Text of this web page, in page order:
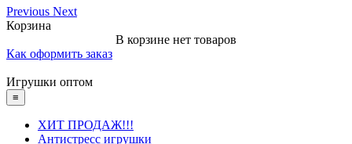
Previous Next
Корзина
В корзине нет товаров
Как оформить заказ
Игрушки оптом
≡
ХИТ ПРОДАЖ!!!
Антистресс игрушки